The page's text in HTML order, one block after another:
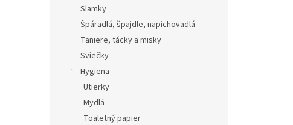
Slamky
Špáradlá, špajdle, napichovadlá
Taniere, tácky a misky
Sviečky
Hygiena
Utierky
Mydlá
Toaletný papier